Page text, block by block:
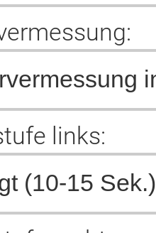
links: